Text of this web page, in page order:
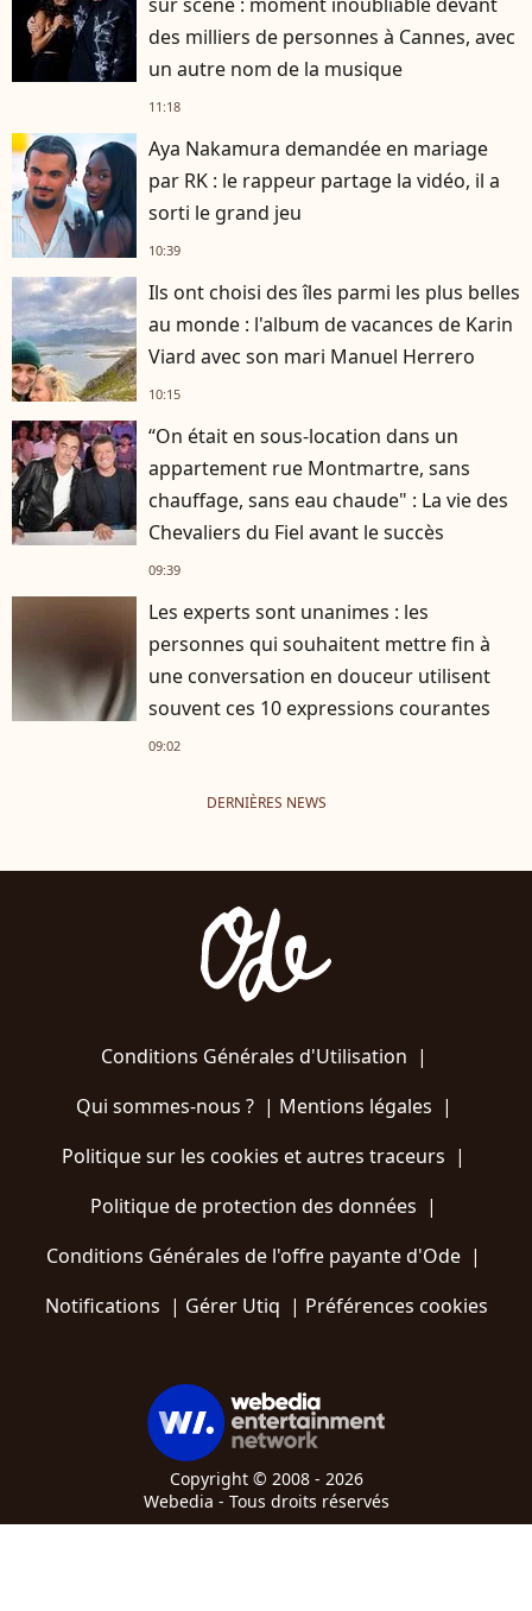
des milliers de personnes à Cannes, avec
un autre nom de la musique
11:18
Aya Nakamura demandée en mariage
par RK : le rappeur partage la vidéo, il a
sorti le grand jeu
10:39
Ils ont choisi des îles parmi les plus belles
au monde : l'album de vacances de Karin
Viard avec son mari Manuel Herrero
10:15
“On était en sous-location dans un
appartement rue Montmartre, sans
chauffage, sans eau chaude" : La vie des
Chevaliers du Fiel avant le succès
09:39
Les experts sont unanimes : les
personnes qui souhaitent mettre fin à
une conversation en douceur utilisent
souvent ces 10 expressions courantes
09:02
DERNIÈRES NEWS
Conditions Générales d'Utilisation |
Qui sommes-nous ?| Mentions légales |
Politique sur les cookies et autres traceurs |
Politique de protection des données |
Conditions Générales de l'offre payante d'Ode |
Notifications | Gérer Utiq | Préférences cookies
Copyright © 2008 - 2026
Webedia - Tous droits réservés